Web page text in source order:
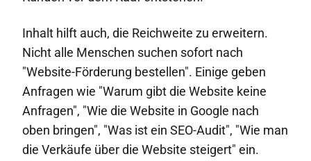
Inhalt hilft auch, die Reichweite zu erweitern.
Nicht alle Menschen suchen sofort nach
"Website-Förderung bestellen". Einige geben
Anfragen wie "Warum gibt die Website keine
Anfragen", "Wie die Website in Google nach
oben bringen", "Was ist ein SEO-Audit", "Wie man
die Verkäufe über die Website steigert" ein.